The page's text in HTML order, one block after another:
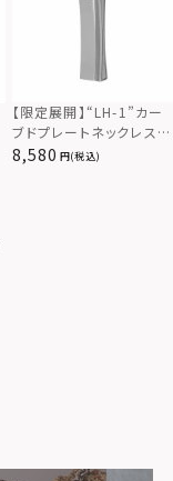
【限定展開】“LH-1”カー
ブドプレートネックレス/
サージカルステンレス（金
8,580 (税込)